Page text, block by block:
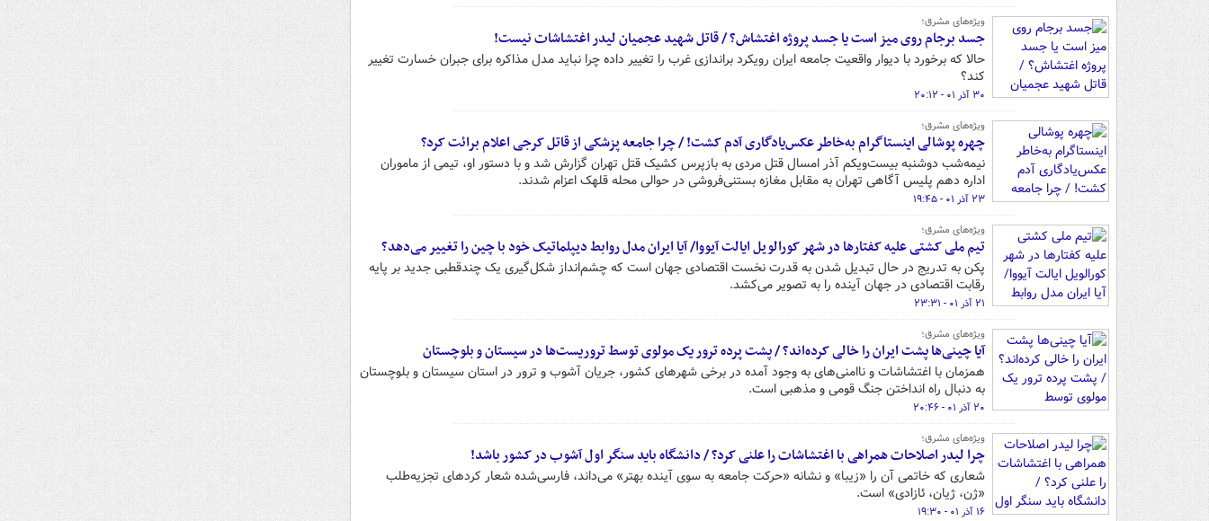
ویژه‌های مشرق؛
جسد برجام روی میز است یا جسد پروژه اغتشاش؟ / قاتل شهید عجمیان لیدر اغتشاشات نیست!
حالا که برخورد با دیوار واقعیت جامعه ایران رویکرد براندازی غرب را تغییر داده چرا نباید مدل مذاکره برای جبران خسارت تغییر
کند؟
۳۰ آذر ۰۱ - ۲۰:۱۲
ویژه‌های مشرق؛
چهره پوشالی اینستاگرام به‌خاطر عکس‌یادگاری آدم کشت! / چرا جامعه پزشکی از قاتل کرجی اعلام برائت کرد؟
نیمه‌شب دوشنبه بیست‌ویکم آذر امسال قتل مردی به بازپرس کشیک قتل تهران گزارش شد و با دستور او، تیمی از ماموران
اداره دهم پلیس آگاهی تهران به مقابل مغازه بستنی‌فروشی در حوالی محله قلهک اعزام شدند.
۲۳ آذر ۰۱ - ۱۹:۴۵
ویژه‌های مشرق؛
تیم ملی کشتی علیه کفتارها در شهر کورالویل ایالت آیووا/ آیا ایران مدل روابط دیپلماتیک خود با چین را تغییر می‌دهد؟
پکن به تدریج در حال تبدیل شدن به قدرت نخست اقتصادی جهان است که چشم‌انداز شکل‌گیری یک چندقطبی جدید بر پایه
رقابت اقتصادی در جهان آینده را به تصویر می‌کشد.
۲۱ آذر ۰۱ - ۲۳:۳۱
ویژه‌های مشرق؛
آیا چینی‌ها پشت ایران را خالی کرده‌اند؟ / پشت پرده ترور یک مولوی توسط تروریست‌ها در سیستان و بلوچستان
همزمان با اغتشاشات و ناامنی‌های به وجود آمده در برخی شهرهای کشور، جریان آشوب و ترور در استان سیستان و بلوچستان
به دنبال راه انداختن جنگ قومی و مذهبی است.
۲۰ آذر ۰۱ - ۲۰:۴۶
ویژه‌های مشرق؛
چرا لیدر اصلاحات همراهی با اغتشاشات را علنی کرد؟ / دانشگاه باید سنگر اول آشوب در کشور باشد!
شعاری که خاتمی آن را «زیبا» و نشانه «حرکت جامعه به سوی آینده بهتر» می‌داند، فارسی‌شده شعار کردهای تجزیه‌طلب
«ژن، ژیان، ئازادی» است.
۱۶ آذر ۰۱ - ۱۹:۳۰